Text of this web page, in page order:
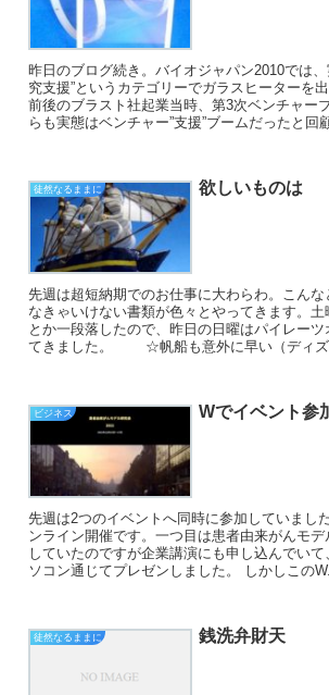
昨日のブログ続き。バイオジャパン2010では
究支援”というカテゴリーでガラスヒーターを
前後のブラスト社起業当時、第3次ベンチャー
らも実態はベンチャー”支援”ブームだったと回
徒然なるままに 欲しいものは
先週は超短納期でのお仕事に大わらわ。こんな
なきゃいけない書類が色々とやってきます。
とか一段落したので、昨日の日曜はパイレーツ
てきました。 ☆帆船も意外に早い（ディズ
ビジネス Wでイベント参
先週は2つのイベントへ同時に参加していまし
ンライン開催です。一つ目は患者由来がんモデ
していたのですが企業講演にも申し込んでい
ソコン通じてプレゼンしました。 しかしこの
徒然なるままに 銭洗弁財天